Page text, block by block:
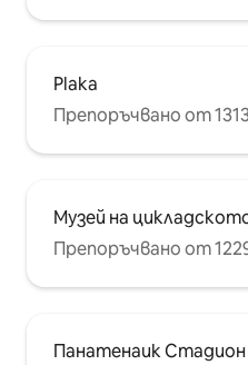
Plaka
Препоръчвано от
Музей на
Препоръчвано от
Панатенаик Стадион